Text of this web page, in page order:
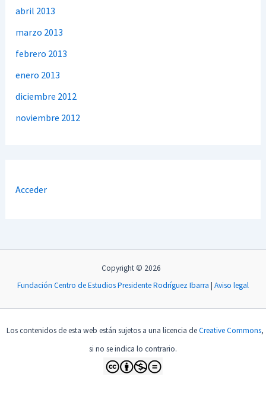
abril 2013
marzo 2013
febrero 2013
enero 2013
diciembre 2012
noviembre 2012
Acceder
Copyright © 2026
Fundación Centro de Estudios Presidente Rodríguez Ibarra | Aviso legal
Los contenidos de esta web están sujetos a una licencia deCreative Commons,
si no se indica lo contrario.